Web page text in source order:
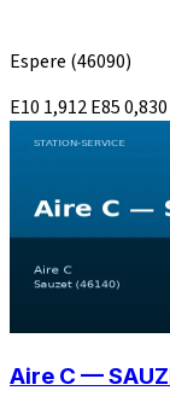
Espere (46090)
E10 1,912E850,830
Aire C —